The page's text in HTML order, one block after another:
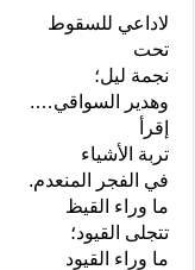
لاداعي للسقوط
تحت
نجمة ليل؛
وهدير السواقي….
إقرأ
تربة الأشياء
في الفجر المنعدم.
ما وراء القيظ
تتجلى القيود؛
ما وراء القيود